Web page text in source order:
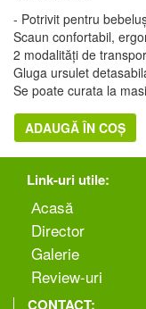
- Potrivit pentru
Scaun confortabil,
2 modalități de
Gluga ursulet
Se poate curata la
ADAUGĂ ÎN COȘ
Link-uri utile:
Аcasă
Director
Galerie
Review-uri
CONTACT: